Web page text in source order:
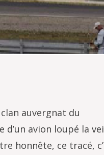
auvergnat du
d’un avion loupé la
honnête, ce tracé,